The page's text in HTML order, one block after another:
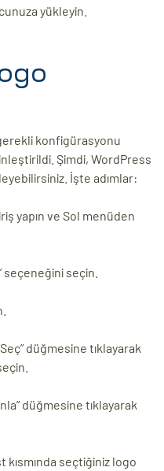
yükleyin.
konfigürasyonu
Şimdi, WordPress
İşte adımlar:
yapın ve Sol menüden
seçeneğini seçin.
düğmesine tıklayarak
düğmesine tıklayarak
seçtiğiniz logo